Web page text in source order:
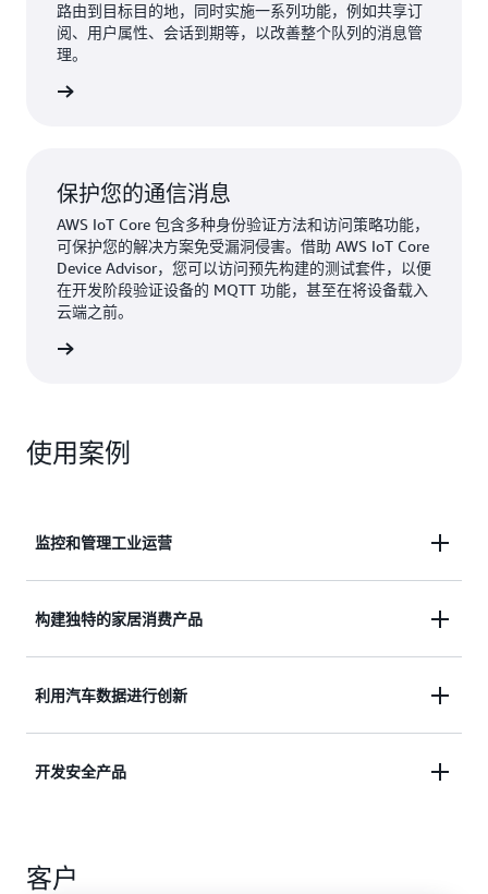
路由到目标目的地，同时实施一系列功能，例如共享订
阅、用户属性、会话到期等，以改善整个队列的消息管
理。
保护您的通信消息
AWS IoT Core 包含多种身份验证方法和访问策略功能，
可保护您的解决方案免受漏洞侵害。借助 AWS IoT Core
Device Advisor，您可以访问预先构建的测试套件，以便
在开发阶段验证设备的 MQTT 功能，甚至在将设备载入
云端之前。
使用案例
监控和管理工业运营
构建用于预测质量、维护和远程运营监控的工业 IoT
构建独特的家居消费产品
为家居自动化、家居安全和监控以及家庭联网创建互
利用汽车数据进行创新
为互联、自动驾驶、共享和电动汽车（EV）应用程
开发安全产品
程序。
客户